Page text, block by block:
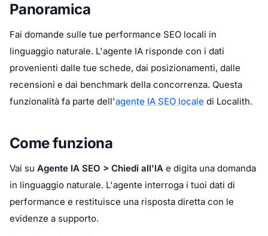
Panoramica
Fai domande sulle tue performance SEO locali in
linguaggio naturale. L'agente IA risponde con i dati
provenienti dalle tue schede, dai posizionamenti, dalle
recensioni e dai benchmark della concorrenza. Questa
funzionalità fa parte dell'agente IA SEO locale di Localith.
Come funziona
Vai su Agente IA SEO > Chiedi all'IA e digita una domanda
in linguaggio naturale. L'agente interroga i tuoi dati di
performance e restituisce una risposta diretta con le
evidenze a supporto.